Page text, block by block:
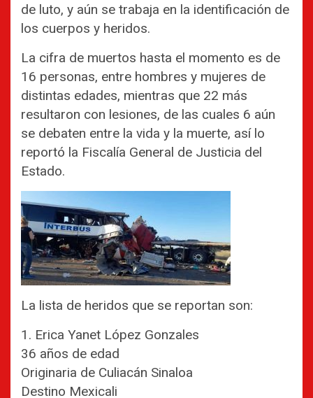
de luto, y aún se trabaja en la identificación de
los cuerpos y heridos.
La cifra de muertos hasta el momento es de
16 personas, entre hombres y mujeres de
distintas edades, mientras que 22 más
resultaron con lesiones, de las cuales 6 aún
se debaten entre la vida y la muerte, así lo
reportó la Fiscalía General de Justicia del
Estado.
La lista de heridos que se reportan son:
1. Erica Yanet López Gonzales
36 años de edad
Originaria de Culiacán Sinaloa
Destino Mexicali